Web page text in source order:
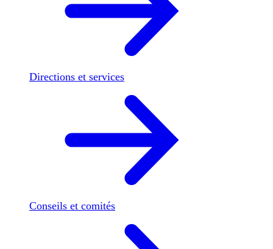
Directions et services
Conseils et comités